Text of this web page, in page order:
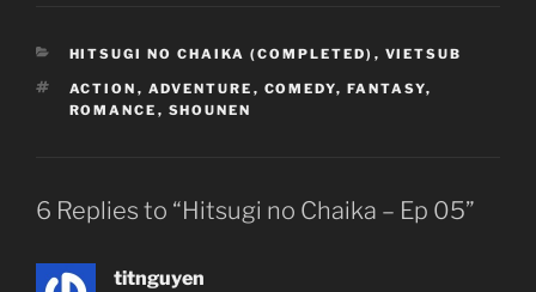
CATEGORIES
HITSUGI NO CHAIKA (COMPLETED) , VIETSUB
TAGS
ACTION , ADVENTURE , COMEDY, FANTASY,
ROMANCE , SHOUNEN
6 Replies to “Hitsugi no Chaika – Ep 05”
titnguyen